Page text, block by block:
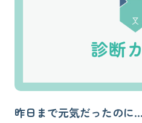
昨日まで元気だったのに